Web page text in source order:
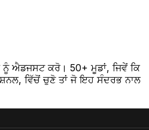
ਐਡਜਸਟ ਕਰੋ। 50+ ਮੂਡਾਂ, ਜਿਵੇਂ ਕਿ
ਵਿੱਚੋਂ ਚੁਣੋ ਤਾਂ ਜੋ ਇਹ ਸੰਦਰਭ ਨਾਲ